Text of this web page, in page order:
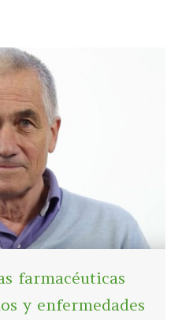
farmacéuticas
y enfermedades